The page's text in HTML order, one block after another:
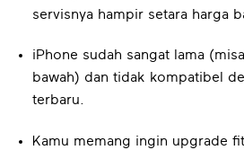
servisnya hampir setara harga
iPhone sudah sangat lama
bawah) dan tidak kompatibel
terbaru.
Kamu memang ingin upgrade